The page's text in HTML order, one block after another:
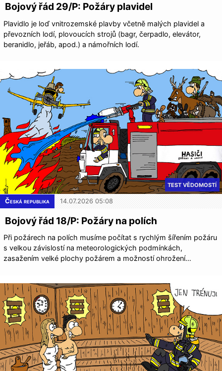
Bojový řád 29/P: Požáry plavidel
Plavidlo je loď vnitrozemské plavby včetně malých plavidel a
převozních lodí, plovoucích strojů (bagr, čerpadlo, elevátor,
beranidlo, jeřáb, apod.) a námořních lodí.
TEST VĚDOMOSTÍ
Česká republika 14.07.2026 05:08
Bojový řád 18/P: Požáry na polích
Při požárech na polích musíme počítat s rychlým šířením požáru
s velkou závislostí na meteorologických podmínkách,
zasažením velké plochy požárem a možností ohrožení…